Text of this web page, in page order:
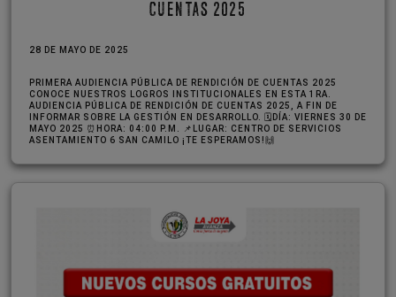
CUENTAS 2025
28 DE MAYO DE 2025
PRIMERA AUDIENCIA PÚBLICA DE RENDICIÓN DE CUENTAS 2025
CONOCE NUESTROS LOGROS INSTITUCIONALES EN ESTA 1RA.
AUDIENCIA PÚBLICA DE RENDICIÓN DE CUENTAS 2025, A FIN DE
INFORMAR SOBRE LA GESTIÓN EN DESARROLLO. 🗓DÍA: VIERNES 30 DE
MAYO 2025 ⏰HORA: 04:00 P.M. 📌LUGAR: CENTRO DE SERVICIOS
ASENTAMIENTO 6 SAN CAMILO ¡TE ESPERAMOS!🙌